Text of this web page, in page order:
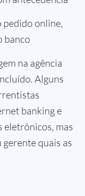
pedido online,
banco
na agência
Alguns
banking e
eletrônicos, mas
quais as